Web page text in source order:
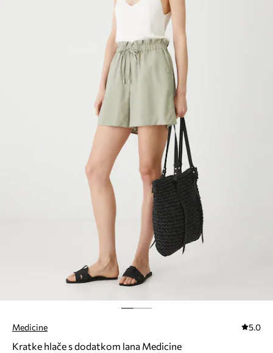
Medicine 5.0
Kratke hlače s dodatkom lana Medicine